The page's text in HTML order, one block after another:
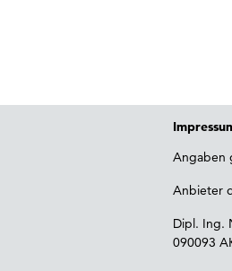
Angaben
Anbieter
Dipl. Ing.
090093